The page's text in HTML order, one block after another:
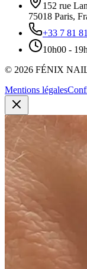
152 rue
75018 Paris,
+33 7 81
10h00 -
© 2026 FÉNIX
Mentions légales